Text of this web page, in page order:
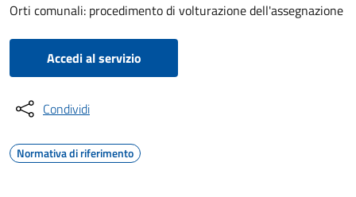
Orti comunali: procedimento di volturazione dell'assegnazione
Accedi al servizio
Condividi
Normativa di riferimento